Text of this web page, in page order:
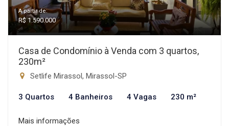
A partir de:
R$ 1.590.000
Casa de Condomínio à Venda com 3 quartos,
230m²
Setlife Mirassol, Mirassol-SP
3 Quartos 4 Banheiros 4 Vagas 230 m²
Mais informações